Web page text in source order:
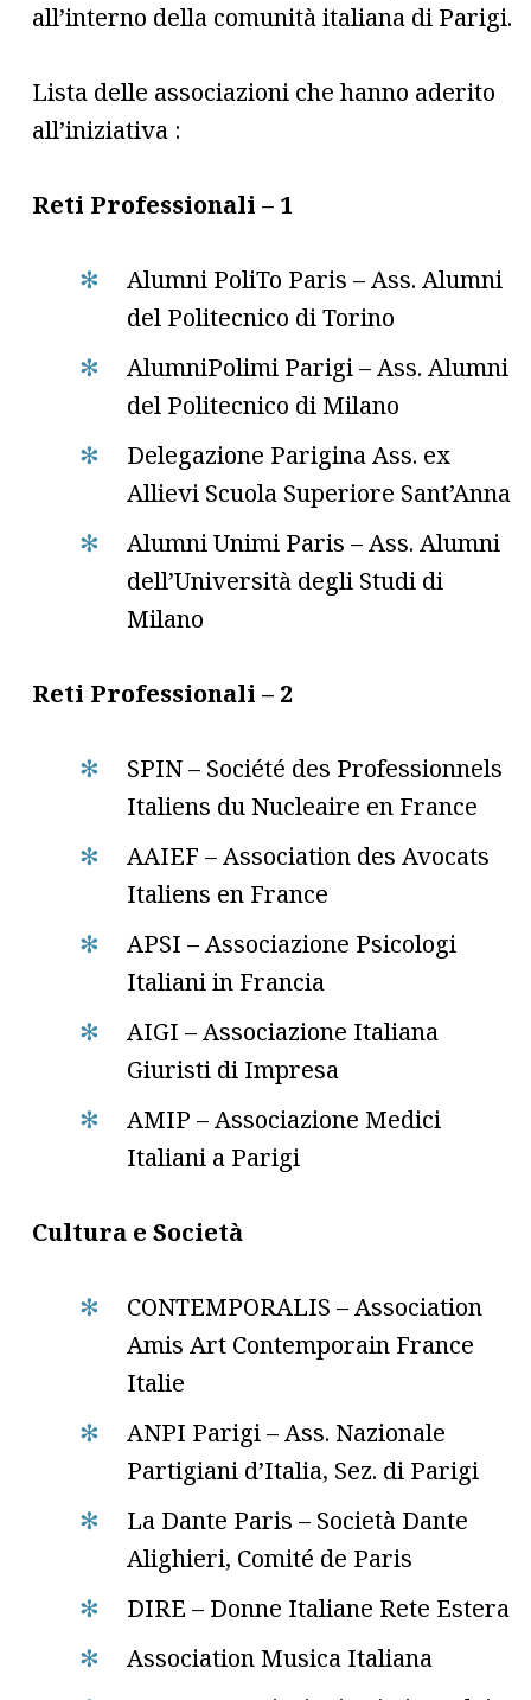
all’interno della comunità italiana di Parigi.
Lista delle associazioni che hanno aderito
all’iniziativa :
Reti Professionali – 1
Alumni PoliTo Paris – Ass. Alumni
del Politecnico di Torino
AlumniPolimi Parigi – Ass. Alumni
del Politecnico di Milano
Delegazione Parigina Ass. ex
Allievi Scuola Superiore Sant’Anna
Alumni Unimi Paris – Ass. Alumni
dell’Università degli Studi di
Milano
Reti Professionali – 2
SPIN – Société des Professionnels
Italiens du Nucleaire en France
AAIEF – Association des Avocats
Italiens en France
APSI – Associazione Psicologi
Italiani in Francia
AIGI – Associazione Italiana
Giuristi di Impresa
AMIP – Associazione Medici
Italiani a Parigi
Cultura e Società
CONTEMPORALIS – Association
Amis Art Contemporain France
Italie
ANPI Parigi – Ass. Nazionale
Partigiani d’Italia, Sez. di Parigi
La Dante Paris – Società Dante
Alighieri, Comité de Paris
DIRE – Donne Italiane Rete Estera
Association Musica Italiana